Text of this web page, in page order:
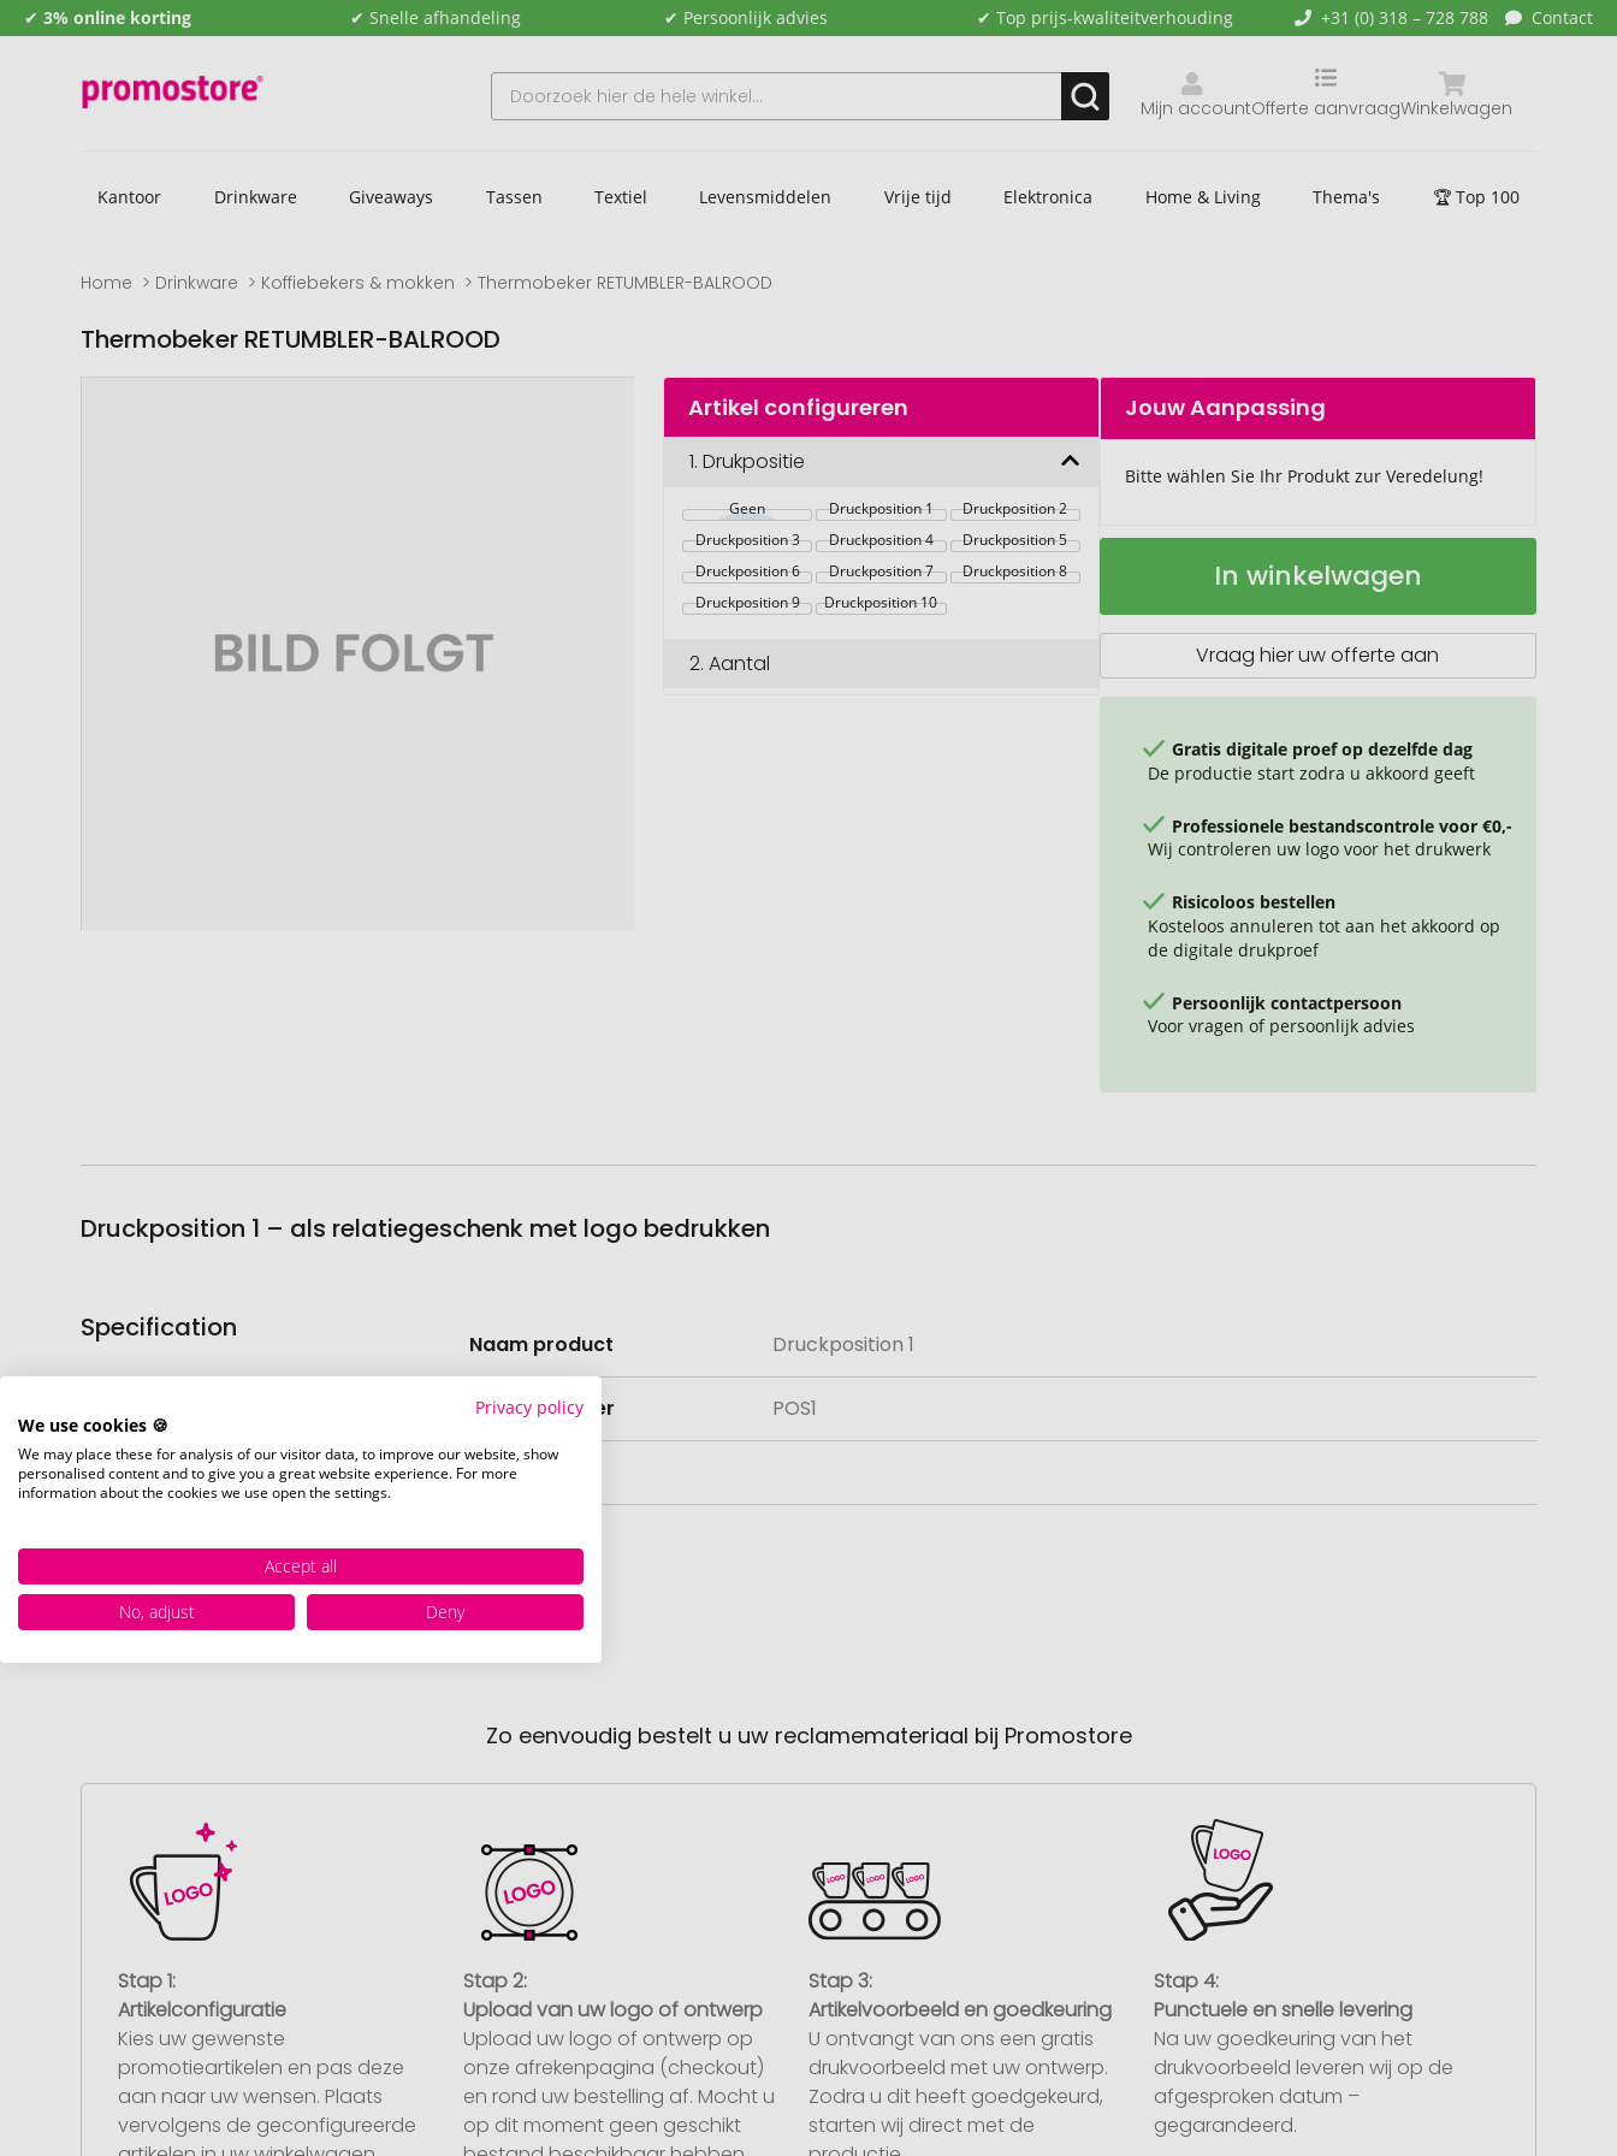
✔ 3% online korting ✔ Snelle afhandeling ✔ Persoonlijk advies ✔ Top prijs-kwaliteitverhouding +31 (0) 318 – 728 788 Contact
Mijn account Winkelwagen
Offerte aanvraag
Kantoor Drinkware Giveaways Tassen Textiel Levensmiddelen Vrije tijd Elektronica Home & Living Thema's 🏆 Top 100
Home Drinkware Koffiebekers & mokken Thermobeker RETUMBLER-BALROOD
Thermobeker RETUMBLER-BALROOD
Artikel configureren
1.Drukpositie
Geen Druckposition 1
Druckposition 2
Druckposition 3
Druckposition 4
Druckposition 5
Druckposition 6
Druckposition 7
Druckposition 8
Druckposition 9
Druckposition 10
2.Aantal
Jouw Aanpassing
Bitte wählen Sie Ihr Produkt zur Veredelung!
Thermobeker
Op
In winkelwagen
Vraag hier uw offerte aan
Gratis digitale proef op dezelfde dag
De productie start zodra u akkoord geeft
Professionele bestandscontrole voor €0,-
Wij controleren uw logo voor het drukwerk
Risicoloos bestellen
Kosteloos annuleren tot aan het akkoord op
de digitale drukproef
Persoonlijk contactpersoon
Voor vragen of persoonlijk advies
Druckposition 1 – als relatiegeschenk met logo bedrukken
Specification
informatie
Naam product Druckposition 1
Artikelnummer POS1
Voorraad
Zo eenvoudig bestelt u uw reclamemateriaal bij Promostore
Stap 1:
Artikelconfiguratie
Kies uw gewenste
promotieartikelen en pas deze
aan naar uw wensen. Plaats
vervolgens de geconfigureerde
Stap 2:
Upload van uw logo of ontwerp
Upload uw logo of ontwerp op
onze afrekenpagina (checkout)
en rond uw bestelling af. Mocht u
op dit moment geen geschikt
Stap 3:
Artikelvoorbeeld en goedkeuring
U ontvangt van ons een gratis
drukvoorbeeld met uw ontwerp.
Zodra u dit heeft goedgekeurd,
starten wij direct met de
Stap 4:
Punctuele en snelle levering
Na uw goedkeuring van het
drukvoorbeeld leveren wij op de
afgesproken datum –
gegarandeerd.
Privacy policy
We use cookies 🍪
We may place these for analysis of our visitor data, to improve our website, show
personalised content and to give you a great website experience. For more
information about the cookies we use open the settings.
Accept all
No, adjust
Deny